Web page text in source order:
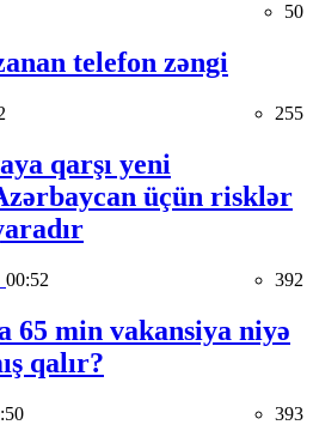
50
telefon zəngi
255
qarşı yeni
üçün risklər
00:52 392
65 min vakansiya niyə
qalır?
393